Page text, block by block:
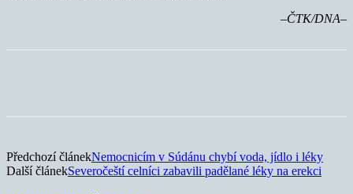
–ČTK/DNA–
Předchozí článekNemocnicím v Súdánu chybí voda, jídlo i léky
Další článekSeveročeští celníci zabavili padělané léky na erekci